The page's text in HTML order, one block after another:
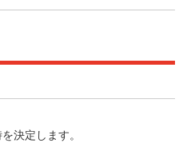
決定します。